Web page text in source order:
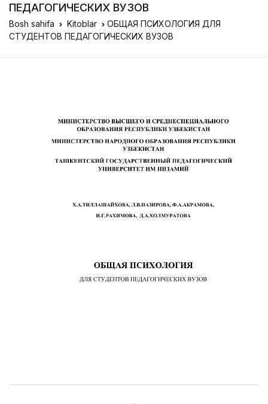
ПЕДАГОГИЧЕСКИХ ВУЗОВ
Bosh sahifa Kitoblar
ОБЩАЯ ПСИХОЛОГИЯ ДЛЯ
СТУДЕНТОВ ПЕДАГОГИЧЕСКИХ ВУЗОВ